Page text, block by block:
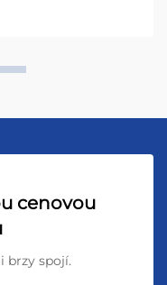
cenovou
brzy spojí.